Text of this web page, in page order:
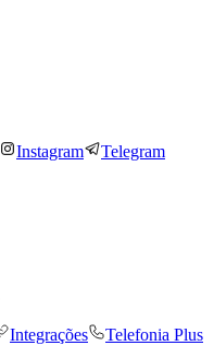
Instagram Telegram
Integrações
Telefonia Plus